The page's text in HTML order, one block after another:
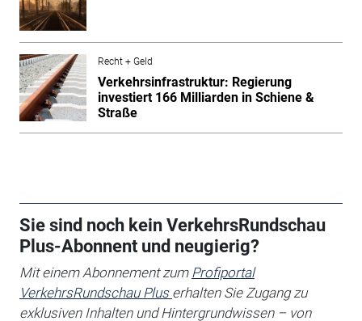
Recht + Geld
Verkehrsinfrastruktur: Regierung
investiert 166 Milliarden in Schiene &
Straße
Sie sind noch kein VerkehrsRundschau
Plus-Abonnent und neugierig?
Mit einem Abonnement zum Profiportal
VerkehrsRundschau Plus erhalten Sie Zugang zu
exklusiven Inhalten und Hintergrundwissen – von